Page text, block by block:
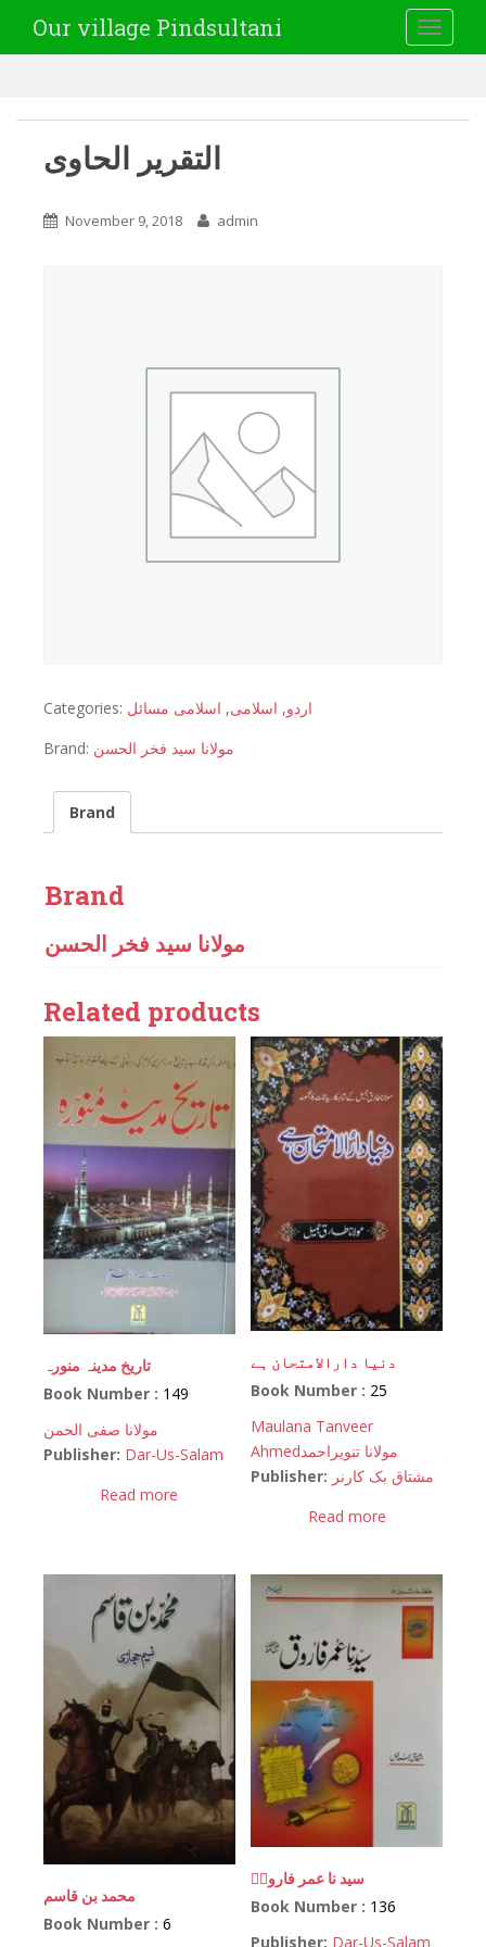
Our village Pindsultani
التقریر الحاوی
November 9, 2018 admin
Categories: اردو, اسلامی, اسلامی مسائل
Brand: مولانا سید فخر الحسن
Brand
Brand
مولانا سید فخر الحسن
Related products
تاریخ مدینہ منورہ
Book Number : 149
مولانا صفی الحمن
Publisher: Dar-Us-Salam
Read more
دنیا دارالامتحان ہے
Book Number : 25
Maulana Tanveer
Ahmedمولانا تنویراحمد
Publisher: مشتاق بک کارنر
Read more
محمد بن قاسم
Book Number : 6
سید نا عمر فاروقؓ
Book Number : 136
Publisher: Dar-Us-Salam